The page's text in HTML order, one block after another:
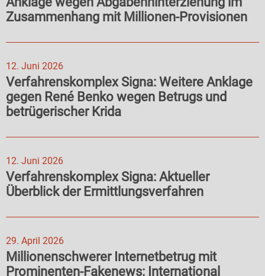
Zusammenhang mit Millionen-Provisionen
12. Juni 2026
Verfahrenskomplex Signa: Weitere Anklage
gegen René Benko wegen Betrugs und
betrügerischer Krida
12. Juni 2026
Verfahrenskomplex Signa: Aktueller
Überblick der Ermittlungsverfahren
29. April 2026
Millionenschwerer Internetbetrug mit
Prominenten-Fakenews: International